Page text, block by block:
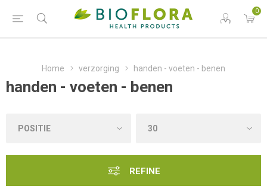
0
Home verzorging handen - voeten - benen
handen - voeten - benen
REFINE